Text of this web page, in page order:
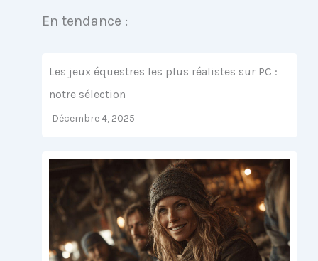
En tendance :
Les jeux équestres les plus réalistes sur PC :
notre sélection
Décembre 4, 2025